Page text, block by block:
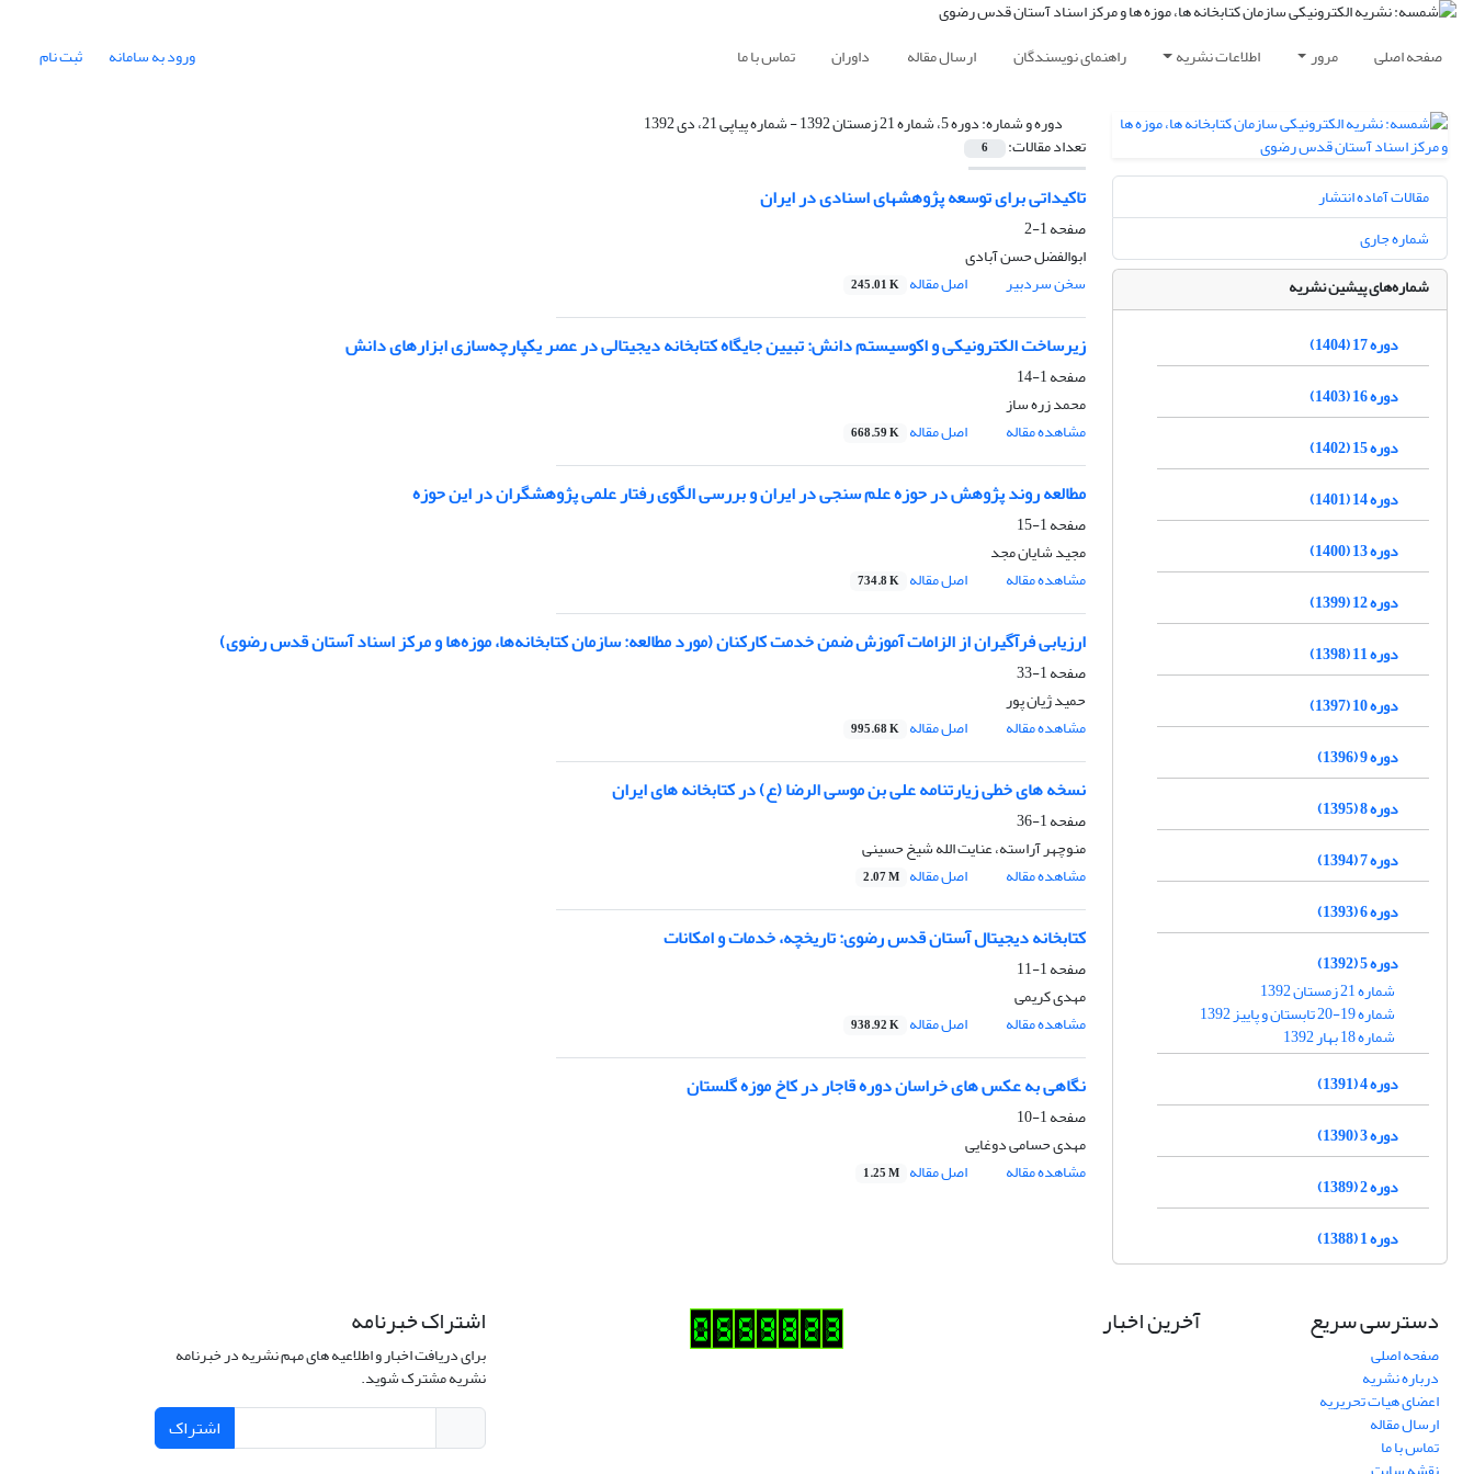
صفحه اصلی مرور اطلاعات نشریه راهنمای نویسندگان ارسال مقاله داوران تماس با ما ورود به سامانه ثبت نام
دوره و شماره:دوره 5، شماره 21 زمستان 1392 - شماره پیاپی 21، دی 1392
تعداد مقالات: 6
تاکیداتی برای توسعه پژوهشهای اسنادی در ایران
صفحه1-2
ابوالفضل حسن آبادی
سخن سردبیر
اصل مقاله 245.01 K
زیرساخت‌ الکترونیکی و اکوسیستم دانش: تبیین جایگاه کتابخانه دیجیتالی در عصر یکپارچه‌سازی ابزارهای دانش
صفحه1-14
محمد زره ساز
مشاهده مقاله
اصل مقاله 668.59 K
مطالعه روند پژوهش در حوزه علم سنجی در ایران و بررسی الگوی رفتار علمی پژوهشگران در این حوزه
صفحه1-15
مجید شایان مجد
مشاهده مقاله
اصل مقاله 734.8 K
ارزیابی فرآگیران از الزامات آموزش ضمن خدمت کارکنان (مورد مطالعه: سازمان کتابخانه‌ها، موزه‌ها و مرکز اسناد آستان قدس رضوی)
صفحه1-33
حمید ژیان پور
مشاهده مقاله
اصل مقاله 995.68 K
نسخه های خطی زیارتنامه علی بن موسی الرضا (ع) در کتابخانه های ایران
صفحه1-36
منوچهر آراسته، عنایت الله شیخ حسینی
مشاهده مقاله
اصل مقاله 2.07 M
کتابخانه دیجیتال آستان قدس رضوی: تاریخچه، خدمات و امکانات
صفحه1-11
مهدی کریمی
مشاهده مقاله
اصل مقاله 938.92 K
نگاهی به عکس های خراسان دوره قاجار در کاخ موزه گلستان
صفحه1-10
مهدی حسامی دوغایی
مشاهده مقاله
اصل مقاله 1.25 M
مقالات آماده انتشار
شماره جاری
شماره‌های پیشین نشریه
دوره 17 (1404)
دوره 16 (1403)
دوره 15 (1402)
دوره 14 (1401)
دوره 13 (1400)
دوره 12 (1399)
دوره 11 (1398)
دوره 10 (1397)
دوره 9 (1396)
دوره 8 (1395)
دوره 7 (1394)
دوره 6 (1393)
دوره 5 (1392)
شماره 21 زمستان 1392
شماره 19-20 تابستان و پاییز 1392
شماره 18 بهار 1392
دوره 4 (1391)
دوره 3 (1390)
دوره 2 (1389)
دوره 1 (1388)
دسترسی سریع
صفحه اصلی
درباره نشریه
اعضای هیات تحریریه
ارسال مقاله
تماس با ما
آخرین اخبار اشتراک خبرنامه
برای دریافت اخبار و اطلاعیه های مهم نشریه در خبرنامه
نشریه مشترک شوید.
اشتراک